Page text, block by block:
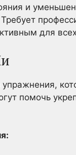
и
Требует
для
упражнения,
помочь